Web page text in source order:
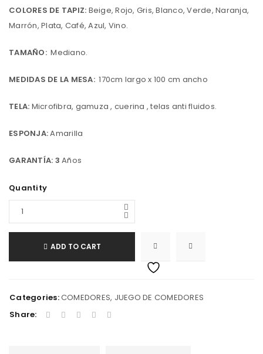
COLORES DE TAPIZ: Beige, Rojo, Gris, Blanco, Verde, Naranja,
Marrón, Plata, Café, Azul, Vino.
TAMAÑO:Mediano.
MEDIDAS DE LA MESA:170cm largo x 100 cm ancho
TELA: Microfibra, gamuza , cuerina , telas anti fluidos.
ESPONJA:Amarilla
GARANTÍA: 3 Años
Quantity
ADD TO CART
Categories:COMEDORES, JUEGO DE COMEDORES
Share: